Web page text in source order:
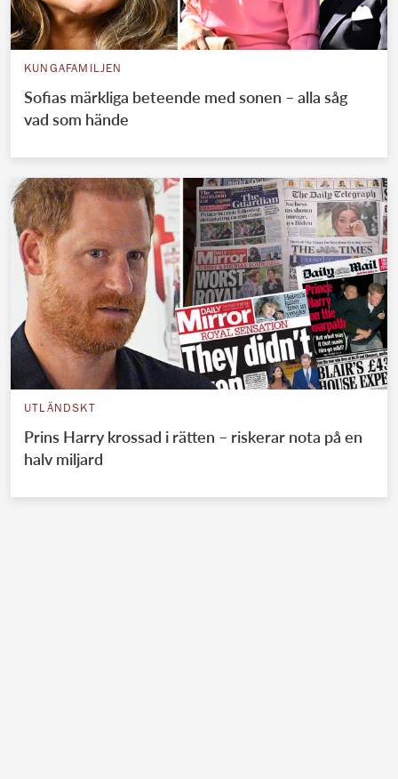
KUNGAFAMILJEN
Sofias märkliga beteende med sonen – alla såg
vad som hände
UTLÄNDSKT
Prins Harry krossad i rätten – riskerar nota på en
halv miljard